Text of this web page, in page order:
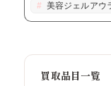
美容ジェルアウ
買取品目一覧